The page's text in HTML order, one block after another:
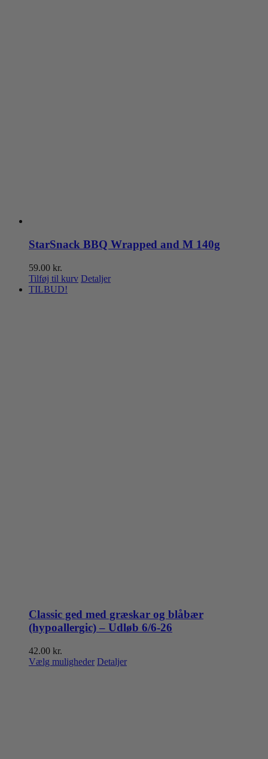
StarSnack BBQ Wrapped and M 140g
59.00 kr.
Tilføj til kurv Detaljer
TILBUD!
Classic ged med græskar og blåbær
(hypoallergic) – Udløb 6/6-26
42.00 kr.
Vælg muligheder Dette
Detaljer